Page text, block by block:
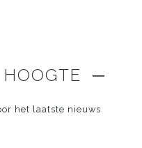
─
het laatste nieuws